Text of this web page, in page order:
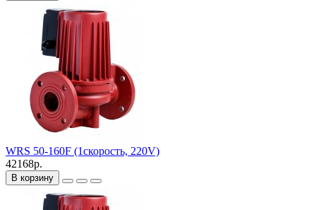
WRS 50-160F (1скорость, 220V)
42168р.
В корзину